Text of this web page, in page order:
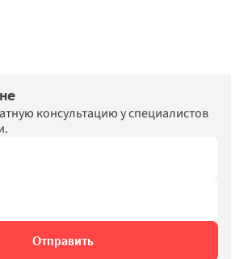
консультацию у специалистов
Отправить